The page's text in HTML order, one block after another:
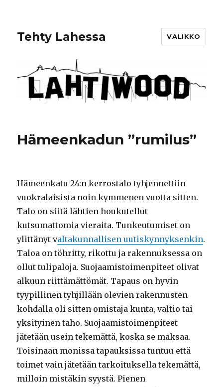
Tehty Lahessa VALIKKO
Hämeenkadun ”rumilus”
Hämeenkatu 24:n kerrostalo tyhjennettiin
vuokralaisista noin kymmenen vuotta sitten.
Talo on siitä lähtien houkutellut
kutsumattomia vieraita. Tunkeutumiset on
ylittänyt valtakunnallisen uutiskynnyksenkin.
Taloa on töhritty, rikottu ja rakennuksessa on
ollut tulipaloja. Suojaamistoimenpiteet olivat
alkuun riittämättömät. Tapaus on hyvin
tyypillinen tyhjillään olevien rakennusten
kohdalla oli sitten omistaja kunta, valtio tai
yksityinen taho. Suojaamistoimenpiteet
jätetään usein tekemättä, koska se maksaa.
Toisinaan monissa tapauksissa tuntuu että
toimet vain jätetään tarkoituksella tekemättä,
milloin mistäkin syystä. Pienen